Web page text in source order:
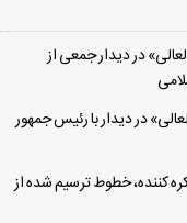
در دیدار جمعی از
در دیدار با رئیس جمهور
کننده، خطوط ترسیم شده از